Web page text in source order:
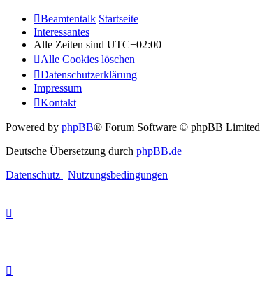
Beamtentalk Startseite
Interessantes
Alle Zeiten sind UTC+02:00
Alle Cookies löschen
Datenschutzerklärung
Impressum
Kontakt
Powered by phpBB® Forum Software © phpBB Limited
Deutsche Übersetzung durch phpBB.de
Datenschutz | Nutzungsbedingungen